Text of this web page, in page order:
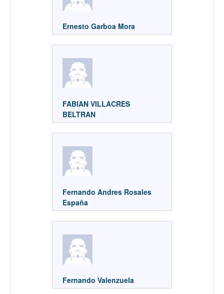
Ernesto Garboa Mora
FABIAN VILLACRES
BELTRAN
Fernando Andres Rosales
España
Fernando Valenzuela